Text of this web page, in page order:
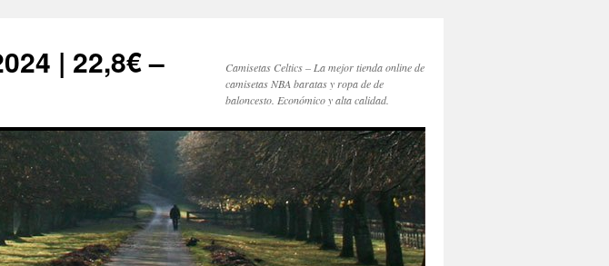
| 22,8€ –
Camisetas Celtics – La mejor tienda online de
camisetas NBA baratas y ropa de de
baloncesto. Económico y alta calidad.